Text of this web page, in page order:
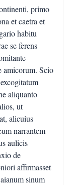
primo
et caetra et
habitu
se ferens
amicorum. Scio
aliquanto
ut
alicuius
narrantem
aulicis
de
affirmasset
sinum